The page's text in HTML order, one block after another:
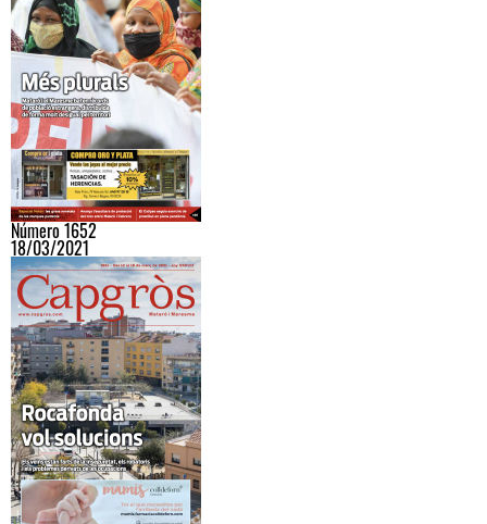
Número 1652
18/03/2021